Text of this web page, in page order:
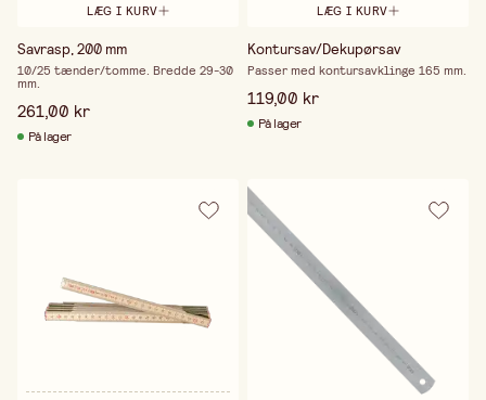
LÆG I KURV
Savrasp, 200 mm
10/25 tænder/tomme. Bredde 29-30
mm.
261,00 kr
På lager
LÆG I KURV
Kontursav/Dekupørsav
Passer med kontursavklinge 165 mm.
119,00 kr
På lager